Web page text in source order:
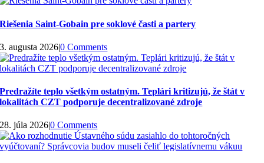
Riešenia Saint-Gobain pre soklové časti a partery
3. augusta 2026|0 Comments
Predražíte teplo všetkým ostatným. Teplári kritizujú, že štát v
lokalitách CZT podporuje decentralizované zdroje
28. júla 2026|0 Comments